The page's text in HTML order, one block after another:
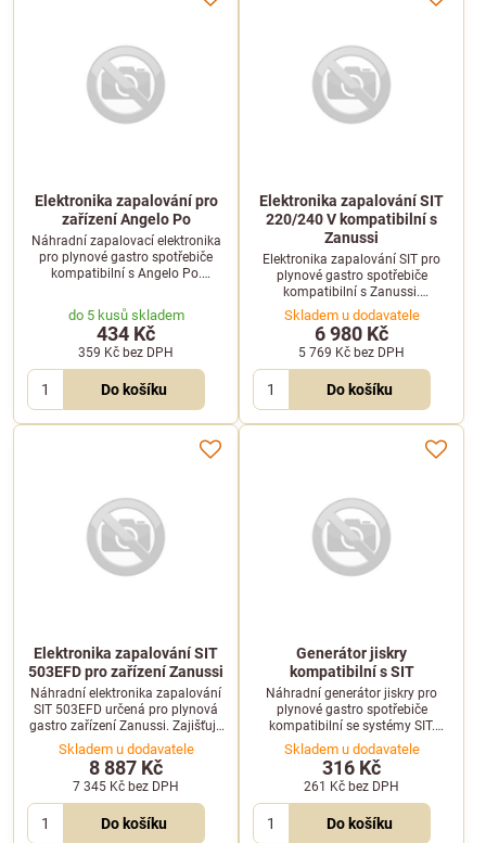
Elektronika zapalování pro
zařízení Angelo Po
Náhradní zapalovací elektronika
pro plynové gastro spotřebiče
kompatibilní s Angelo Po.
zapalovacího cyklu.
do 5 kusů skladem
434 Kč
359 Kč bez DPH
Do košíku
Elektronika zapalování SIT
220/240 V kompatibilní s
Zanussi
Elektronika zapalování SIT pro
plynové gastro spotřebiče
kompatibilní s Zanussi.
Parametry: 220/240 V, 50/60 Hz,
příkon 12 VA.
Skladem u dodavatele
6 980 Kč
5 769 Kč bez DPH
Do košíku
Elektronika zapalování SIT
503EFD pro zařízení Zanussi
Náhradní elektronika zapalování
SIT 503EFD určená pro plynová
gastro zařízení Zanussi. Zajišťuje
bezpečné a spolehlivé zapálení
hořáku ve varné technologii.
Skladem u dodavatele
8 887 Kč
7 345 Kč bez DPH
Do košíku
Generátor jiskry
kompatibilní s SIT
Náhradní generátor jiskry pro
plynové gastro spotřebiče
kompatibilní se systémy SIT.
Zajišťuje spolehlivé zapálení
plynových hořáků ve varné
technologii.
Skladem u dodavatele
316 Kč
261 Kč bez DPH
Do košíku